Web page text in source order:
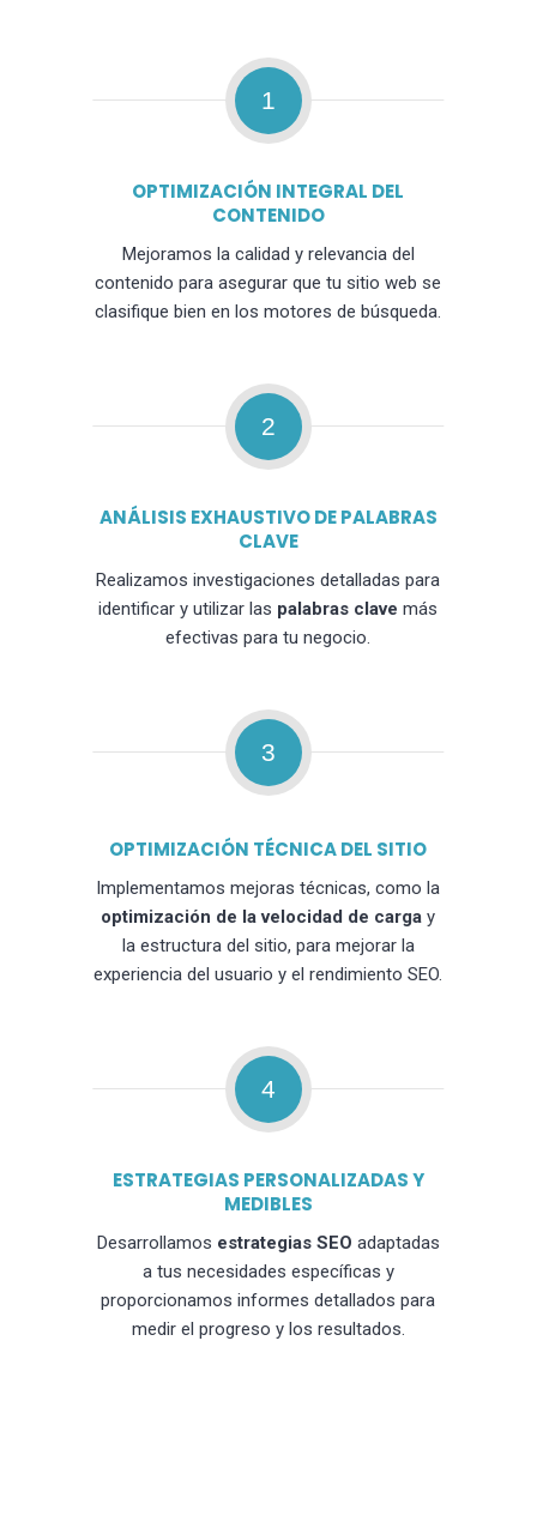
1
OPTIMIZACIÓN INTEGRAL DEL
CONTENIDO
Mejoramos la calidad y relevancia del
contenido para asegurar que tu sitio web se
clasifique bien en los motores de búsqueda.
2
ANÁLISIS EXHAUSTIVO DE PALABRAS
CLAVE
Realizamos investigaciones detalladas para
identificar y utilizar las palabras clave más
efectivas para tu negocio.
3
OPTIMIZACIÓN TÉCNICA DEL SITIO
Implementamos mejoras técnicas, como la
optimización de la velocidad de carga y
la estructura del sitio, para mejorar la
experiencia del usuario y el rendimiento SEO.
4
ESTRATEGIAS PERSONALIZADAS Y
MEDIBLES
Desarrollamos estrategias SEO adaptadas
a tus necesidades específicas y
proporcionamos informes detallados para
medir el progreso y los resultados.